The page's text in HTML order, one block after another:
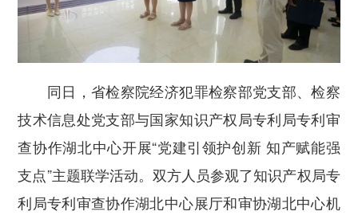
同日，省检察院经济犯罪检察部党支部、检察
技术信息处党支部与国家知识产权局专利局专利审
查协作湖北中心开展“党建引领护创新 知产赋能强
支点”主题联学活动。双方人员参观了知识产权局专
利局专利审查协作湖北中心展厅和审协湖北中心机